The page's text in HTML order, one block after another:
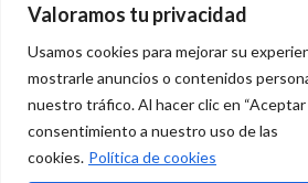
Valoramos tu privacidad
Usamos cookies para mejorar su
mostrarle anuncios o contenidos
nuestro tráfico. Al hacer clic en
consentimiento a nuestro uso de las
cookies. Política de cookies